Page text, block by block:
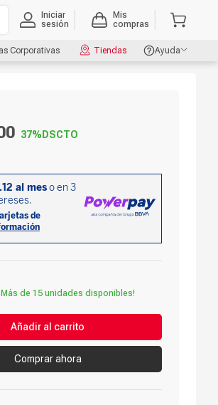
Iniciar
sesión
Mis
compras
Corporativas Tiendas
Ayuda
37% DSCTO
de 15 unidades disponibles!
Añadir al carrito
Comprar ahora